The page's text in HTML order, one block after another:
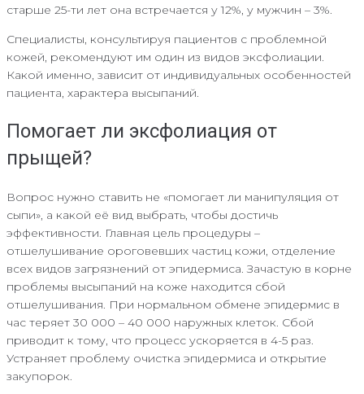
старше 25-ти лет она встречается у 12%, у мужчин – 3%.
Специалисты, консультируя пациентов с проблемной
кожей, рекомендуют им один из видов эксфолиации.
Какой именно, зависит от индивидуальных особенностей
пациента, характера высыпаний.
Помогает ли эксфолиация от
прыщей?
Вопрос нужно ставить не «помогает ли манипуляция от
сыпи», а какой её вид выбрать, чтобы достичь
эффективности. Главная цель процедуры –
отшелушивание ороговевших частиц кожи, отделение
всех видов загрязнений от эпидермиса. Зачастую в корне
проблемы высыпаний на коже находится сбой
отшелушивания. При нормальном обмене эпидермис в
час теряет 30 000 – 40 000 наружных клеток. Сбой
приводит к тому, что процесс ускоряется в 4-5 раз.
Устраняет проблему очистка эпидермиса и открытие
закупорок.